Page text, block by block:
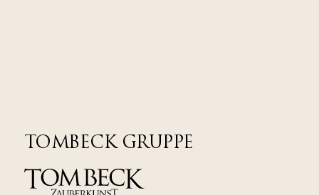
TOMBECK GRUPPE